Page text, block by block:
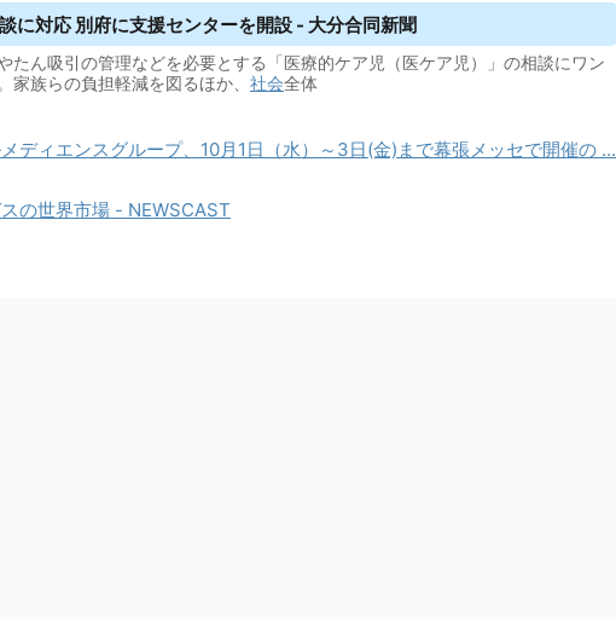
に対応 別府に支援センターを開設 - 大分合同新聞
たん吸引の管理などを必要とする「医療的ケア児（医ケア児）」の相談にワン
家族らの負担軽減を図るほか、 社会全体
ディエンスグループ、10月1日（水）～3日(金)まで幕張メッセで開催の ...
の世界市場 - NEWSCAST